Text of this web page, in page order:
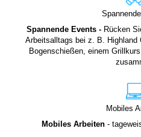
Spannende Events -Rücken
Arbeitsalltags bei z. B. Highland
Bogenschießen, einem
Mobiles
Mobiles Arbeiten -